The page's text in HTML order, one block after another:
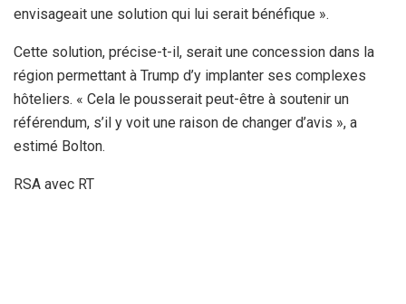
envisageait une solution qui lui serait bénéfique ».
Cette solution, précise-t-il, serait une concession dans la
région permettant à Trump d’y implanter ses complexes
hôteliers. « Cela le pousserait peut-être à soutenir un
référendum, s’il y voit une raison de changer d’avis », a
estimé Bolton.
RSA avec RT